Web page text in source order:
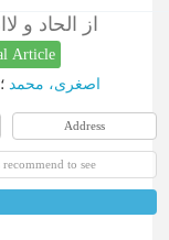
از الحاد و
Article
اصغری، محمد ؛
Address
recommend to see